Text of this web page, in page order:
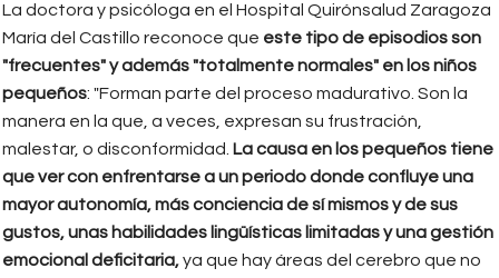
La doctora y psicóloga en el Hospital Quirónsalud Zaragoza
María del Castillo reconoce que este tipo de episodios son
"frecuentes" y además "totalmente normales" en los niños
pequeños: "Forman parte del proceso madurativo. Son la
manera en la que, a veces, expresan su frustración,
malestar, o disconformidad. La causa en los pequeños tiene
que ver con enfrentarse a un periodo donde confluye una
mayor autonomía, más conciencia de sí mismos y de sus
gustos, unas habilidades lingüísticas limitadas y una gestión
emocional deficitaria,ya que hay áreas del cerebro que no